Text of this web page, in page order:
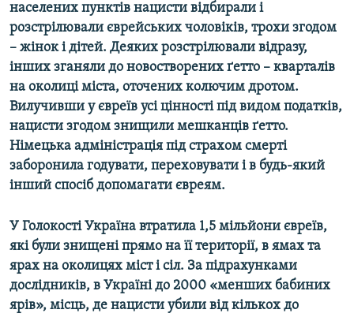
населених пунктів нацисти відбирали і
розстрілювали єврейських чоловіків, трохи згодом
– жінок і дітей. Деяких розстрілювали відразу,
інших зганяли до новостворених ґетто – кварталів
на околиці міста, оточених колючим дротом.
Вилучивши у євреїв усі цінності під видом податків,
нацисти згодом знищили мешканців ґетто.
Німецька адміністрація під страхом смерті
заборонила годувати, переховувати і в будь-який
інший спосіб допомагати євреям.
У Голокості Україна втратила 1,5 мільйони євреїв,
які були знищені прямо на її території, в ямах та
ярах на околицях міст і сіл. За підрахунками
дослідників, в Україні до 2000 «менших бабиних
ярів», місць, де нацисти убили від кількох до